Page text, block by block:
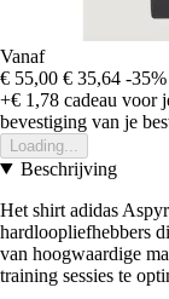
Vanaf
€ 55,00 € 35,64 -35%
+€ 1,78 cadeau voor
bevestiging van je
Loading...
Beschrijving
Het shirt adidas
hardloopliefhebbers
van hoogwaardige
training sessies te